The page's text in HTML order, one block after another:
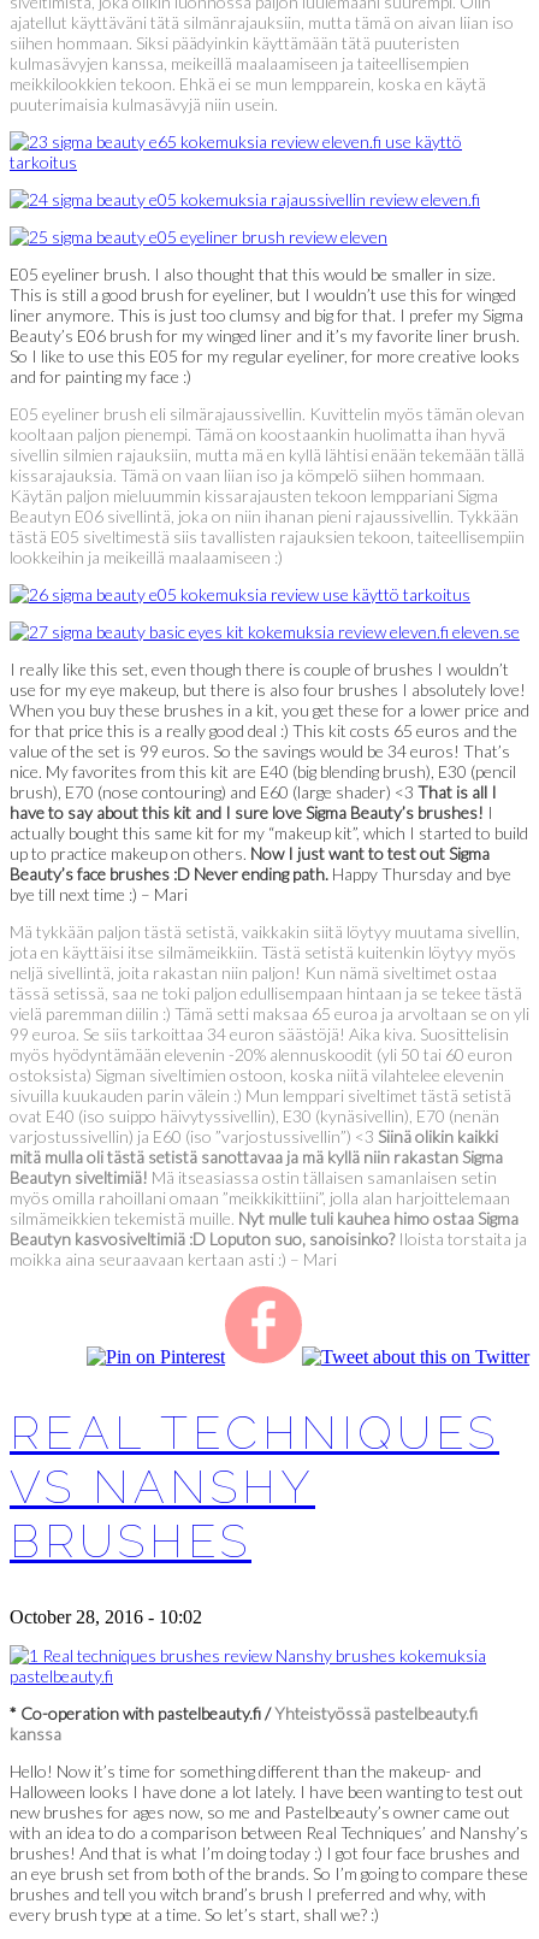
ajatellut käyttäväni tätä silmänrajauksiin, mutta tämä on aivan liian iso
siihen hommaan. Siksi päädyinkin käyttämään tätä puuteristen
kulmasävyjen kanssa, meikeillä maalaamiseen ja taiteellisempien
meikkilookkien tekoon. Ehkä ei se mun lempparein, koska en käytä
puuterimaisia kulmasävyjä niin usein.
E05 eyeliner brush. I also thought that this would be smaller in size.
This is still a good brush for eyeliner, but I wouldn’t use this for winged
liner anymore. This is just too clumsy and big for that. I prefer my Sigma
Beauty’s E06 brush for my winged liner and it’s my favorite liner brush.
So I like to use this E05 for my regular eyeliner, for more creative looks
and for painting my face :)
E05 eyeliner brush eli silmärajaussivellin. Kuvittelin myös tämän olevan
kooltaan paljon pienempi. Tämä on koostaankin huolimatta ihan hyvä
sivellin silmien rajauksiin, mutta mä en kyllä lähtisi enään tekemään tällä
kissarajauksia. Tämä on vaan liian iso ja kömpelö siihen hommaan.
Käytän paljon mieluummin kissarajausten tekoon lemppariani Sigma
Beautyn E06 sivellintä, joka on niin ihanan pieni rajaussivellin. Tykkään
tästä E05 siveltimestä siis tavallisten rajauksien tekoon, taiteellisempiin
lookkeihin ja meikeillä maalaamiseen :)
I really like this set, even though there is couple of brushes I wouldn’t
use for my eye makeup, but there is also four brushes I absolutely love!
When you buy these brushes in a kit, you get these for a lower price and
for that price this is a really good deal :) This kit costs 65 euros and the
value of the set is 99 euros. So the savings would be 34 euros! That’s
nice. My favorites from this kit are E40 (big blending brush), E30 (pencil
brush), E70 (nose contouring) and E60 (large shader) <3 That is all I
have to say about this kit and I sure love Sigma Beauty’s brushes! I
actually bought this same kit for my “makeup kit”, which I started to build
up to practice makeup on others. Now I just want to test out Sigma
Beauty’s face brushes :D Never ending path. Happy Thursday and bye
bye till next time :) – Mari
Mä tykkään paljon tästä setistä, vaikkakin siitä löytyy muutama sivellin,
jota en käyttäisi itse silmämeikkiin. Tästä setistä kuitenkin löytyy myös
neljä sivellintä, joita rakastan niin paljon! Kun nämä siveltimet ostaa
tässä setissä, saa ne toki paljon edullisempaan hintaan ja se tekee tästä
vielä paremman diilin :) Tämä setti maksaa 65 euroa ja arvoltaan se on yli
99 euroa. Se siis tarkoittaa 34 euron säästöjä! Aika kiva. Suosittelisin
myös hyödyntämään elevenin -20% alennuskoodit (yli 50 tai 60 euron
ostoksista) Sigman siveltimien ostoon, koska niitä vilahtelee elevenin
sivuilla kuukauden parin välein :) Mun lemppari siveltimet tästä setistä
ovat E40 (iso suippo häivytyssivellin), E30 (kynäsivellin), E70 (nenän
varjostussivellin) ja E60 (iso ”varjostussivellin”) <3 Siinä olikin kaikki
mitä mulla oli tästä setistä sanottavaa ja mä kyllä niin rakastan Sigma
Beautyn siveltimiä! Mä itseasiassa ostin tällaisen samanlaisen setin
myös omilla rahoillani omaan ”meikkikittiini”, jolla alan harjoittelemaan
silmämeikkien tekemistä muille. Nyt mulle tuli kauhea himo ostaa Sigma
Beautyn kasvosiveltimiä :D Loputon suo, sanoisinko?Iloista torstaita ja
moikka aina seuraavaan kertaan asti :) – Mari
REAL TECHNIQUES
VS NANSHY
BRUSHES
October 28, 2016 - 10:02
* Co-operation with pastelbeauty.fi /Yhteistyössä pastelbeauty.fi
kanssa
Hello! Now it’s time for something different than the makeup- and
Halloween looks I have done a lot lately. I have been wanting to test out
new brushes for ages now, so me and Pastelbeauty’s owner came out
with an idea to do a comparison between Real Techniques’ and Nanshy’s
brushes! And that is what I’m doing today :) I got four face brushes and
an eye brush set from both of the brands. So I’m going to compare these
brushes and tell you witch brand’s brush I preferred and why, with
every brush type at a time. So let’s start, shall we? :)